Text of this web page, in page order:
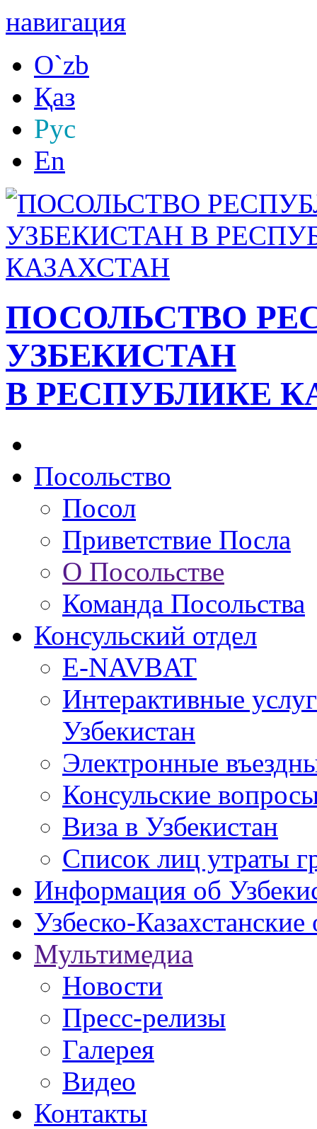
навигация
O`zb
Қаз
Рус
En
ПОСОЛЬСТВО
УЗБЕКИСТАН
В РЕСПУБЛИКЕ
Посольство
Посол
Приветствие Посла
О Посольстве
Команда Посольства
Консульский отдел
E-NAVBAT
Интерактивные
Узбекистан
Электронные
Консульские
Виза в Узбекистан
Список лиц утраты
Информация об
Узбеско-
Мультимедиа
Новости
Пресс-релизы
Галерея
Видео
Контакты